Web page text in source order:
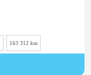
163 312 km